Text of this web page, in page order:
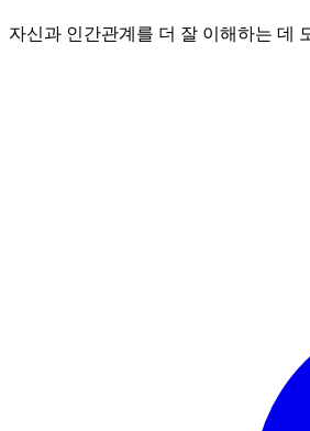
자신과 인간관계를 더 잘 이해하는 데